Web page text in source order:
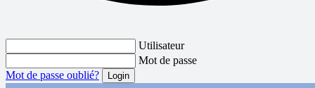
Utilisateur
Mot de passe
Mot de passe oublié?